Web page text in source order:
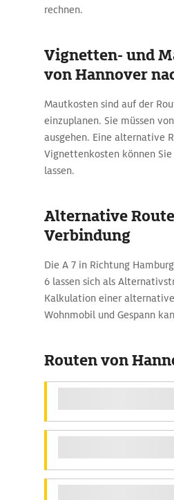
rechnen.
Vignetten- und
von Hannover
Mautkosten sind auf der
einzuplanen. Sie müssen
ausgehen. Eine alternative
Vignettenkosten können
lassen.
Alternative
Verbindung
Die A 7 in Richtung
6 lassen sich als
Kalkulation einer
Wohnmobil und Gespann
Routen von